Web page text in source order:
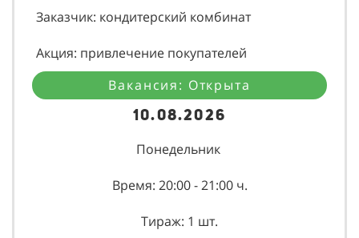
Заказчик: кондитерский комбинат
Акция: привлечение покупателей
Вакансия: Открыта
10.08.2026
Понедельник
Время: 20:00 - 21:00 ч.
Тираж: 1 шт.